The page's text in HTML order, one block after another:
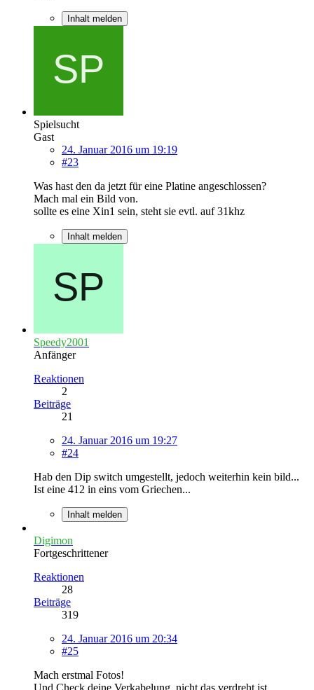
Inhalt melden
Spielsucht
Gast
24. Januar 2016 um 19:19
#23
Was hast den da jetzt für eine Platine angeschlossen?
Mach mal ein Bild von.
sollte es eine Xin1 sein, steht sie evtl. auf 31khz
Inhalt melden
Speedy2001
Anfänger
Reaktionen
2
Beiträge
21
24. Januar 2016 um 19:27
#24
Hab den Dip switch umgestellt, jedoch weiterhin kein bild...
Ist eine 412 in eins vom Griechen...
Inhalt melden
Digimon
Fortgeschrittener
Reaktionen
28
Beiträge
319
24. Januar 2016 um 20:34
#25
Mach erstmal Fotos!
Und Check deine Verkabelung, nicht das verdreht ist.